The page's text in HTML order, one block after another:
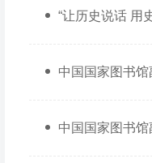
“让历史说话 用
中国国家图书
中国国家图书